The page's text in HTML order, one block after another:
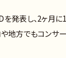
発表し、2ヶ月に
や地方でもコンサ